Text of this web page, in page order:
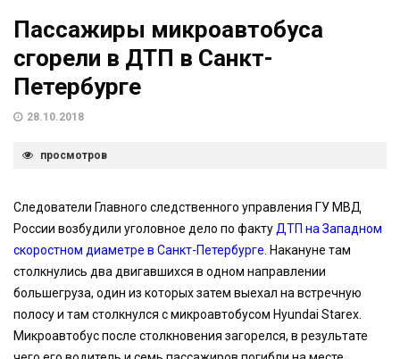
Пассажиры микроавтобуса
сгорели в ДТП в Санкт-
Петербурге
28.10.2018
просмотров
Следователи Главного следственного управления ГУ МВД
России возбудили уголовное дело по фактуДТП на Западном
скоростном диаметре в Санкт-Петербурге. Накануне там
столкнулись два двигавшихся в одном направлении
большегруза, один из которых затем выехал на встречную
полосу и там столкнулся с микроавтобусом Hyundai Starex.
Микроавтобус после столкновения загорелся, в результате